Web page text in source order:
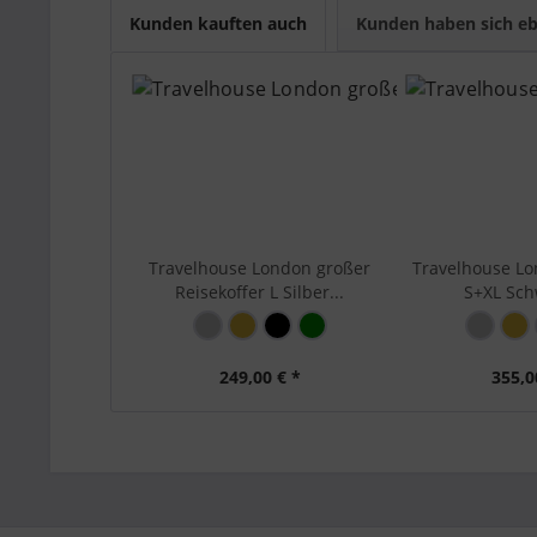
Größenindex:
S
Hauptfarbe:
Grün
Aussenausstattung:
-
Kunden kauften auch Kunden haben sich
Travelhouse London großer
Reisekoffer L Silber...
249,00 € *
Travelhouse
S+XL